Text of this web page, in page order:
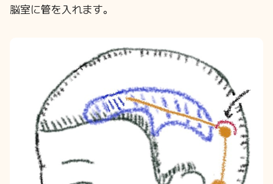
脳室に管を入れます。